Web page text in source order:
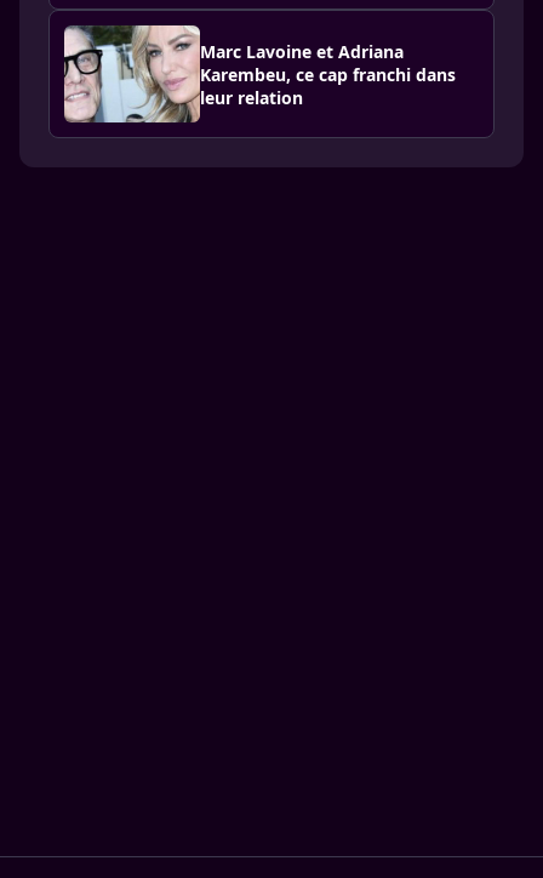
Marc Lavoine et Adriana
Karembeu, ce cap franchi dans
leur relation